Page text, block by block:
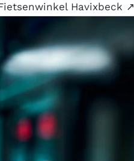
Havixbeck ↗